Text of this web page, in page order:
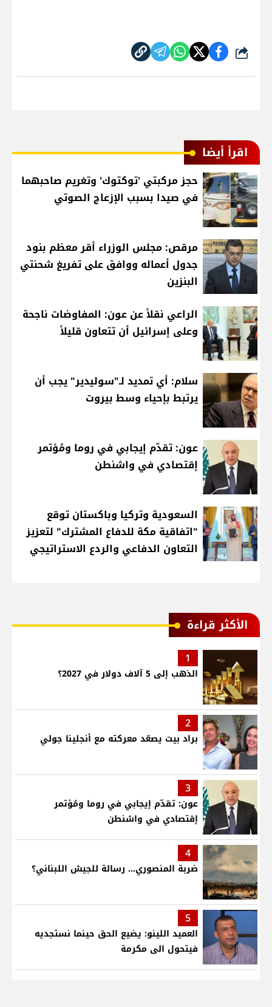
شارك
اقرأ أيضا
حجز مركبتي 'توكتوك' وتغريم صاحبهما
في صيدا بسبب الإزعاج الصوتي
مرقص: مجلس الوزراء أقر معظم بنود
جدول أعماله ووافق على تفريغ شحنتي
البنزين
الراعي نقلاً عن عون: المفاوضات ناجحة
وعلى إسرائيل أن تتعاون قليلاً
سلام: أي تمديد لـ"سوليدير" يجب أن
يرتبط بإحياء وسط بيروت
عون: تقدّم إيجابي في روما ومُؤتمر
إقتصادي في واشنطن
السعودية وتركيا وباكستان توقع
"اتفاقية مكة للدفاع المشترك" لتعزيز
التعاون الدفاعي والردع الاستراتيجي
الأكثر قراءة
1
الذهب إلى 5 آلاف دولار في 2027؟
2
براد بيت يصعّد معركته مع أنجلينا جولي
3
عون: تقدّم إيجابي في روما ومُؤتمر
إقتصادي في واشنطن
4
ضربة المنصوري... رسالة للجيش اللبناني؟
5
العميد اللينو: يضيع الحق حينما نستجديه
فيتحول الى مكرمة